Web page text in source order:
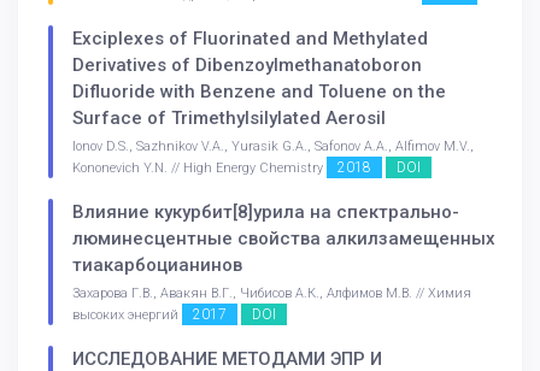
Exciplexes of Fluorinated and Methylated
Derivatives of Dibenzoylmethanatoboron
Difluoride with Benzene and Toluene on the
Surface of Trimethylsilylated Aerosil
Ionov D.S., Sazhnikov V.A., Yurasik G.A., Safonov A.A., Alfimov M.V.,
Kononevich Y.N. // High Energy Chemistry
2018 DOI
Влияние кукурбит[8]урила на спектрально-
люминесцентные свойства алкилзамещенных
тиакарбоцианинов
Захарова Г.В., Авакян В.Г., Чибисов А.К., Алфимов М.В. // Химия
высоких энергий
2017 DOI
ИССЛЕДОВАНИЕ МЕТОДАМИ ЭПР И